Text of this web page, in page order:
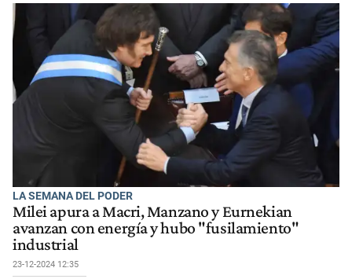
LA SEMANA DEL PODER
Milei apura a Macri, Manzano y Eurnekian
avanzan con energía y hubo "fusilamiento"
industrial
23-12-2024 12:35